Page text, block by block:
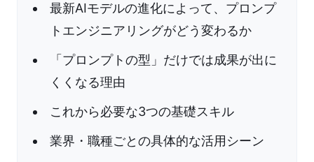
最新AIモデルの進化によって、プロンプ
トエンジニアリングがどう変わるか
「プロンプトの型」だけでは成果が出に
くくなる理由
これから必要な3つの基礎スキル
業界・職種ごとの具体的な活用シーン